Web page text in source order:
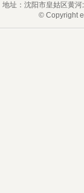
地址：沈阳市皇姑区黄
© Copyright